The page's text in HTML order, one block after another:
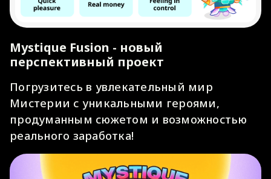
Mystique Fusion - новый
перспективный проект
Погрузитесь в увлекательный мир
Мистерии с уникальными героями,
продуманным сюжетом и возможностью
реального заработка!